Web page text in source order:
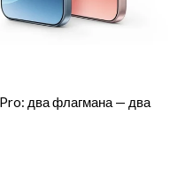
два флагмана — два